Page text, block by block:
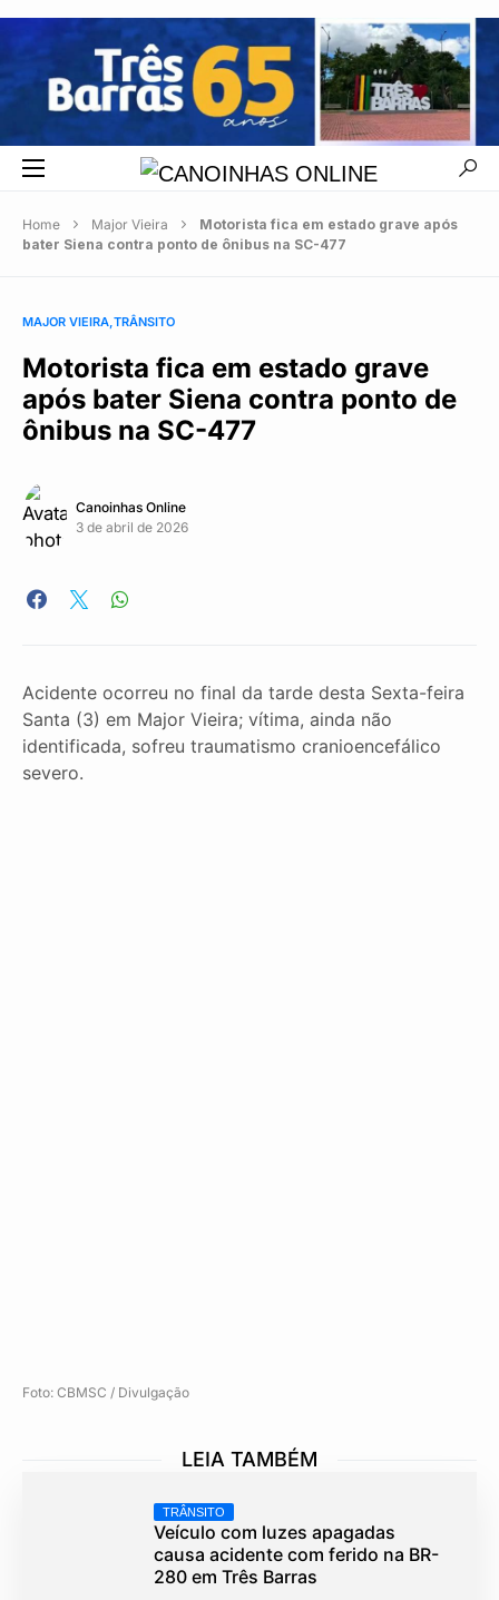
Home Major Vieira
Motorista fica em estado grave após
bater Siena contra ponto de ônibus na SC-477
MAJOR VIEIRA TRÂNSITO
Motorista fica em estado grave
após bater Siena contra ponto de
ônibus na SC-477
Canoinhas Online
3 de abril de 2026
Acidente ocorreu no final da tarde desta Sexta-feira
Santa (3) em Major Vieira; vítima, ainda não
identificada, sofreu traumatismo cranioencefálico
severo.
Foto: CBMSC / Divulgação
LEIA TAMBÉM
TRÂNSITO
Veículo com luzes apagadas
causa acidente com ferido na BR-
280 em Três Barras